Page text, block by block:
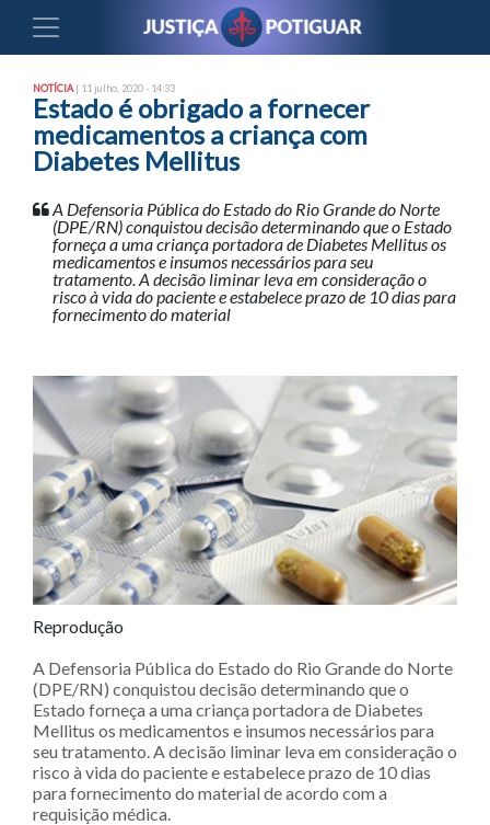
NOTÍCIA | 11 julho, 2020 - 14:33
Estado é obrigado a fornecer
medicamentos a criança com
Diabetes Mellitus
A Defensoria Pública do Estado do Rio Grande do Norte
(DPE/RN) conquistou decisão determinando que o Estado
forneça a uma criança portadora de Diabetes Mellitus os
medicamentos e insumos necessários para seu
tratamento. A decisão liminar leva em consideração o
risco à vida do paciente e estabelece prazo de 10 dias para
fornecimento do material
Reprodução
A Defensoria Pública do Estado do Rio Grande do Norte
(DPE/RN) conquistou decisão determinando que o
Estado forneça a uma criança portadora de Diabetes
Mellitus os medicamentos e insumos necessários para
seu tratamento. A decisão liminar leva em consideração o
risco à vida do paciente e estabelece prazo de 10 dias
para fornecimento do material de acordo com a
requisição médica.